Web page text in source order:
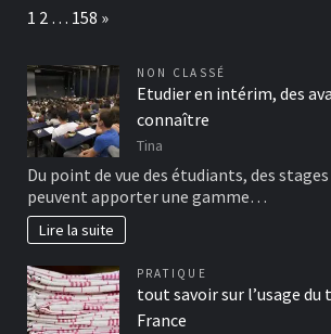
Page:
1 2 … 158 Next
»
NON CLASSÉ
Etudier en intérim, des
connaître
Tina
Du point de vue des étudiants, des
peuvent apporter une gamme…
Lire la suite
PRATIQUE
tout savoir sur l’usage du
France